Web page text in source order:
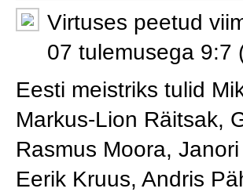
Virtuses peetud
07 tulemusega 9:7
Eesti meistriks tulid
Markus-Lion Räitsak,
Rasmus Moora,
Eerik Kruus, Andris